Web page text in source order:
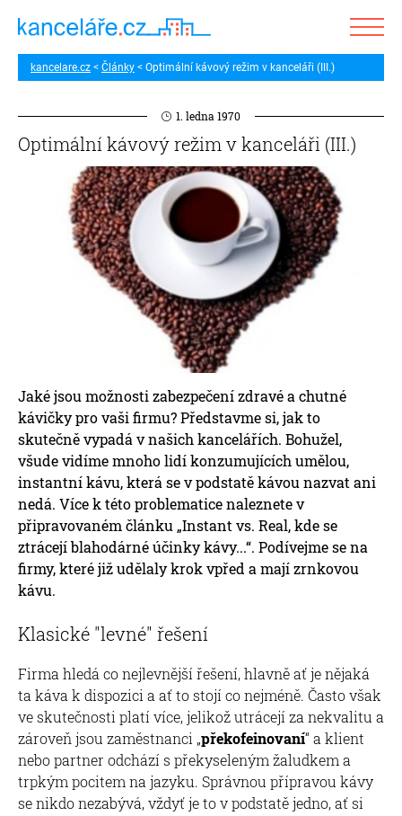
kancelare.cz Články Optimální kávový režim v kanceláři (III.)
1. ledna 1970
Optimální kávový režim v kanceláři (III.)
Jaké jsou možnosti zabezpečení zdravé a chutné
kávičky pro vaši firmu? Představme si, jak to
skutečně vypadá v našich kancelářích. Bohužel,
všude vidíme mnoho lidí konzumujících umělou,
instantní kávu, která se v podstatě kávou nazvat ani
nedá. Více k této problematice naleznete v
připravovaném článku „Instant vs. Real, kde se
ztrácejí blahodárné účinky kávy...“. Podívejme se na
firmy, které již udělaly krok vpřed a mají zrnkovou
kávu.
Klasické "levné" řešení
Firma hledá co nejlevnější řešení, hlavně ať je nějaká
ta káva k dispozici a ať to stojí co nejméně. Často však
ve skutečnosti platí více, jelikož utrácejí za nekvalitu a
zároveň jsou zaměstnanci „překofeinovaní“ a klient
nebo partner odchází s překyseleným žaludkem a
trpkým pocitem na jazyku. Správnou přípravou kávy
se nikdo nezabývá, vždyť je to v podstatě jedno, ať si